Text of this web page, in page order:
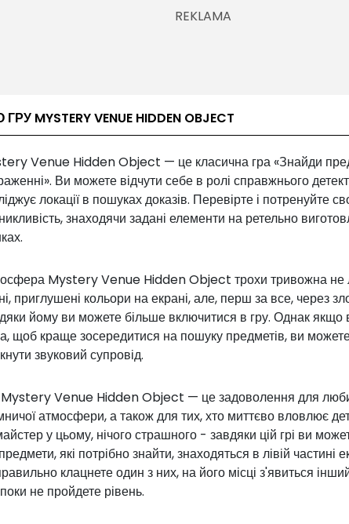
MYSTERY VENUE HIDDEN OBJECT
Venue Hidden Object — це класична гра «Знайди
Ви можете відчути себе в ролі справжнього
локації в пошуках доказів. Перевірте і потренуйте
знаходячи задані елементи на ретельно
Mystery Venue Hidden Object трохи тривожна не
приглушені кольори на екрані, але, перш за все, через
йому ви можете більше включитися в гру. Однак якщо
щоб краще зосередитися на пошуку предметів, ви
звуковий супровід.
Venue Hidden Object — це задоволення для
атмосфери, а також для тих, хто миттєво вловлює
у цьому, нічого страшного - завдяки цій грі ви
які потрібно знайти, знаходяться в лівій частині
клацнете один з них, на його місці з'явиться
поки не пройдете рівень.